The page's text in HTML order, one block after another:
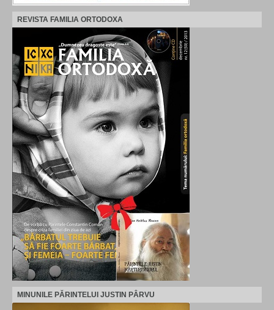
REVISTA FAMILIA ORTODOXA
MINUNILE PĂRINTELUI JUSTIN PÂRVU